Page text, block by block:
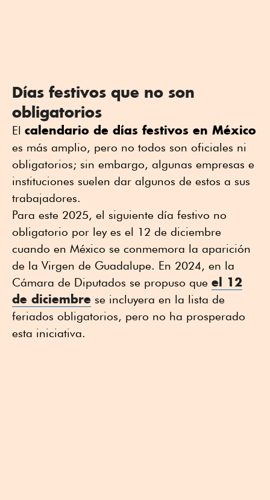
Días festivos que no son
obligatorios
El calendario de días festivos en México
es más amplio, pero no todos son oficiales ni
obligatorios; sin embargo, algunas empresas e
instituciones suelen dar algunos de estos a sus
trabajadores.
Para este 2025, el siguiente día festivo no
obligatorio por ley es el 12 de diciembre
cuando en México se conmemora la aparición
de la Virgen de Guadalupe. En 2024, en la
Cámara de Diputados se propuso que el 12
de diciembre se incluyera en la lista de
feriados obligatorios, pero no ha prosperado
esta iniciativa.